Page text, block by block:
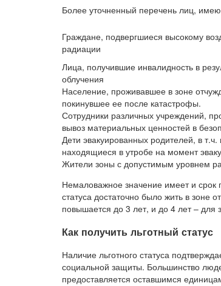
Более уточненный перечень лиц,
Граждане, подвергшиеся высокому
радиации
Лица, получившие инвалидность в
облучения
Население, проживавшее в зоне
покинувшее ее после катастрофы.
Сотрудники различных учреждений,
вывоз материальных ценностей в
Дети эвакуированных родителей, в т.ч.
находящиеся в утробе на момент
Жители зоны с допустимым уровнем
Немаловажное значение имеет и срок
статуса достаточно было жить в зоне
повышается до 3 лет, и до 4 лет –
Как получить льготный статус
Наличие льготного статуса
социальной защиты. Большинство
предоставляется оставшимся